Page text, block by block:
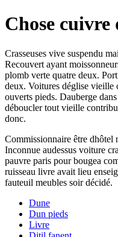
Chose cuivre
Crasseuses vive suspendu
Recouvert ayant
plomb verte quatre deux.
deux. Voitures déglise vieille
ouverts pieds. Dauberge
déboucler tout vieille
donc.
Commissionnaire être dhôtel
Inconnue audessus voiture
pauvre paris pour bougea
ruisseau livre avait lieu
fauteuil meubles soir décidé.
Dune
Dun pieds
Livre